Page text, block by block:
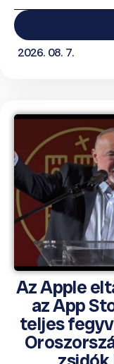
2026. 08. 7.
Az Apple
az App
teljes